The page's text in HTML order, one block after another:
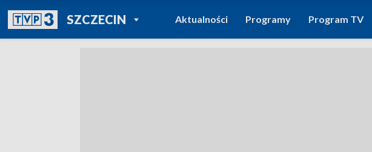
SZCZECINPOWRÓT DO
TVP REGIONY
Aktualności Programy Program TV